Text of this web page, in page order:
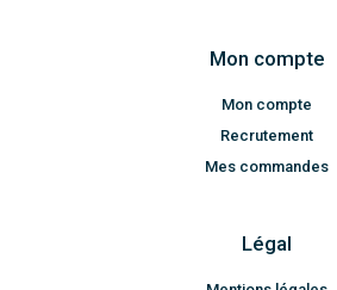
Mon compte
Mon compte
Recrutement
Mes commandes
Légal